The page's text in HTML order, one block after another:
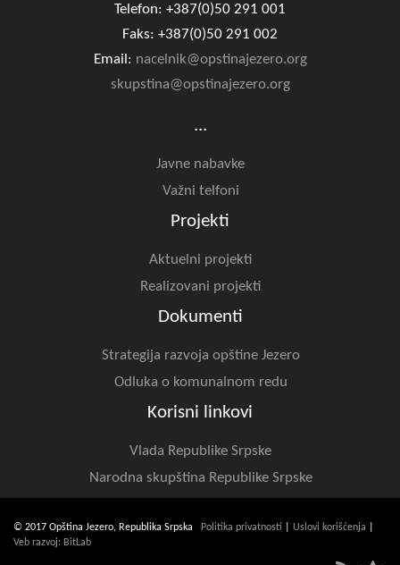
Telefon: +387(0)50 291 001
Faks: +387(0)50 291 002
Email: nacelnik@opstinajezero.org
skupstina@opstinajezero.org
...
Javne nabavke
Važni telfoni
Projekti
Aktuelni projekti
Realizovani projekti
Dokumenti
Strategija razvoja opštine Jezero
Odluka o komunalnom redu
Korisni linkovi
Vlada Republike Srpske
Narodna skupština Republike Srpske
© 2017 Opština Jezero, Republika Srpska Politika privatnosti Uslovi korišćenja
Veb razvoj: BitLab